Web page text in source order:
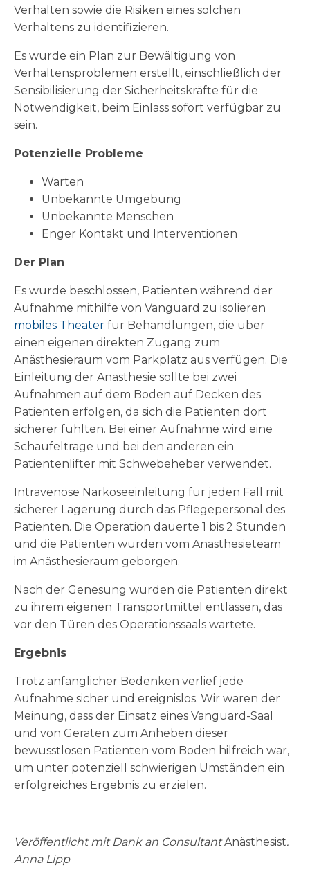
Verhalten sowie die Risiken eines solchen
Verhaltens zu identifizieren.
Es wurde ein Plan zur Bewältigung von
Verhaltensproblemen erstellt, einschließlich der
Sensibilisierung der Sicherheitskräfte für die
Notwendigkeit, beim Einlass sofort verfügbar zu
sein.
Potenzielle Probleme
Warten
Unbekannte Umgebung
Unbekannte Menschen
Enger Kontakt und Interventionen
Der Plan
Es wurde beschlossen, Patienten während der
Aufnahme mithilfe von Vanguard zu isolieren
mobiles Theater für Behandlungen, die über
einen eigenen direkten Zugang zum
Anästhesieraum vom Parkplatz aus verfügen. Die
Einleitung der Anästhesie sollte bei zwei
Aufnahmen auf dem Boden auf Decken des
Patienten erfolgen, da sich die Patienten dort
sicherer fühlten. Bei einer Aufnahme wird eine
Schaufeltrage und bei den anderen ein
Patientenlifter mit Schwebeheber verwendet.
Intravenöse Narkoseeinleitung für jeden Fall mit
sicherer Lagerung durch das Pflegepersonal des
Patienten. Die Operation dauerte 1 bis 2 Stunden
und die Patienten wurden vom Anästhesieteam
im Anästhesieraum geborgen.
Nach der Genesung wurden die Patienten direkt
zu ihrem eigenen Transportmittel entlassen, das
vor den Türen des Operationssaals wartete.
Ergebnis
Trotz anfänglicher Bedenken verlief jede
Aufnahme sicher und ereignislos. Wir waren der
Meinung, dass der Einsatz eines Vanguard-Saal
und von Geräten zum Anheben dieser
bewusstlosen Patienten vom Boden hilfreich war,
um unter potenziell schwierigen Umständen ein
erfolgreiches Ergebnis zu erzielen.
Veröffentlicht mit Dank an ConsultantAnästhesist.
Anna Lipp